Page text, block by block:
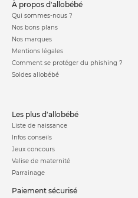
à propos d'allobébé
Qui sommes-nous ?
Nos bons plans
Nos marques
Mentions légales
Comment se protéger du phishing ?
Soldes allobébé
les plus d'allobébé
Liste de naissance
Infos conseils
Jeux concours
Valise de maternité
Parrainage
Paiement sécurisé